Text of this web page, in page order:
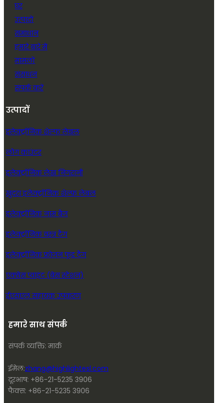
घर
उत्पादों
समाधान
हमारे बारे में
मामलों
संसाधन
संपर्क करें
उत्पादों
इलेक्ट्रॉनिक शेल्फ लेबल
लोग काउंटर
इलेक्ट्रॉनिक लेख निगरानी
खुदरा इलेक्ट्रॉनिक शेल्फ़ लेबल
इलेक्ट्रॉनिक नाम बैज
इलेक्ट्रॉनिक वस्त्र टैग
इलेक्ट्रॉनिक फ्रोजन फूड टैग
एक्सेस प्वाइंट (बेस स्टेशन)
ईएसएल सहायक उपकरण
हमारे साथ संपर्क
संपर्क व्यक्ति: मार्क
ईमेल:zhang@highlightesl.com
दूरभाष: +86-21-5235 3906
फैक्स: +86-21-5235 3906